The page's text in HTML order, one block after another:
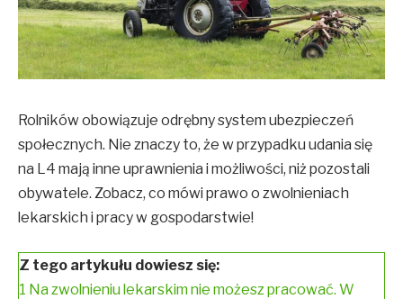
Rolników obowiązuje odrębny system ubezpieczeń
społecznych. Nie znaczy to, że w przypadku udania się
na L4 mają inne uprawnienia i możliwości, niż pozostali
obywatele. Zobacz, co mówi prawo o zwolnieniach
lekarskich i pracy w gospodarstwie!
Z tego artykułu dowiesz się:
1 Na zwolnieniu lekarskim nie możesz pracować. W